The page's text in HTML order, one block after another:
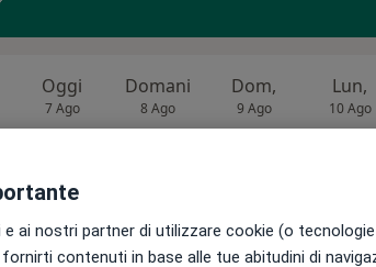
Indirizzo 5
Oggi
7 Ago
Domani
8 Ago
Dom,
9 Ago
Lun,
10 Ago
Non ci sono agende disponibili!
Chiedi di attivare le prenotazioni online
ai nostri partner di utilizzare cookie (o
contenuti in base alle tue abitudini di